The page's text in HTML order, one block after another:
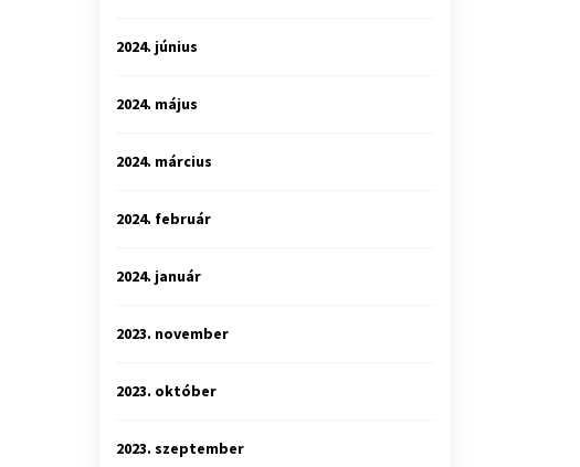
2024. június
2024. május
2024. március
2024. február
2024. január
2023. november
2023. október
2023. szeptember